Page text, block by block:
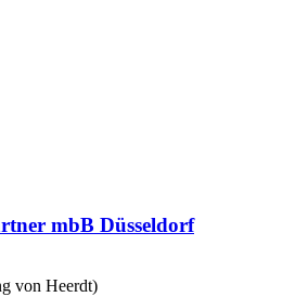
mbB Düsseldorf
von Heerdt)